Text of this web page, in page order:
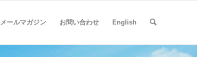
メールマガジン お問い合わせ English